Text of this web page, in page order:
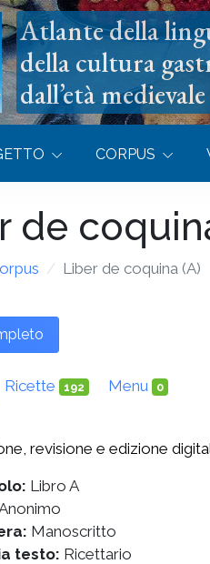
Atlante della
della cultura
dall’età
CORPUS
de
Liber de coquina (A)
Ricette 192 Menu 0
revisione e edizione
Libro A
Manoscritto
testo: Ricettario